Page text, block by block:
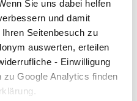
Sie uns dabei helfen
und damit
Seitenbesuch zu
auswerten, erteilen
- Einwilligung
Google Analytics finden